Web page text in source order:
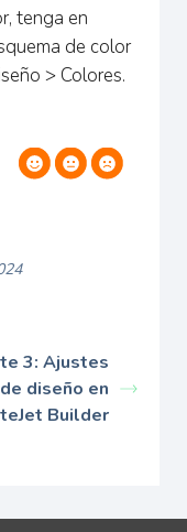
tenga en
de color
> Colores.
3: Ajustes
de diseño en
Builder